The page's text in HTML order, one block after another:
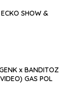
SHOW &
x BANDITOZ
GAS POL